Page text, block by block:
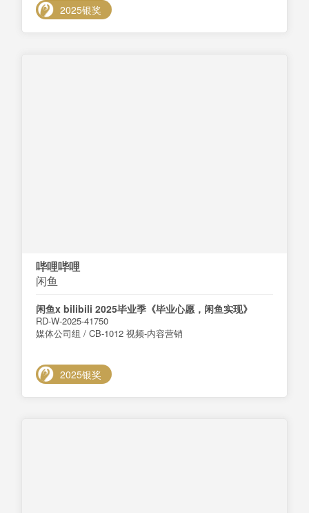
2025银奖
哔哩哔哩
闲鱼
闲鱼x bilibili 2025毕业季《毕业心愿，闲鱼实现》
RD-W-2025-41750
媒体公司组 / CB-1012 视频-内容营销
2025银奖